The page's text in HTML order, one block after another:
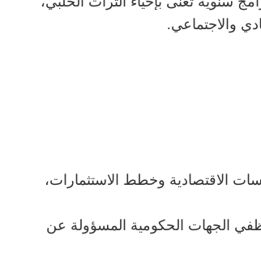
والاجتماعي.
الاقتصادية وخطط الاستثمارات،
الجهات الحكومية المسؤولة عن